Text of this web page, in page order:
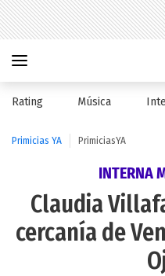
Rating Música
Primicias YA PrimiciasYA
INTERNA
Claudia
cercanía de